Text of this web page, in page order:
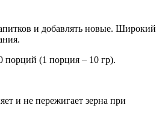
и добавлять новые. Широкий
порций (1 порция – 10 гр).
и не пережигает зерна при